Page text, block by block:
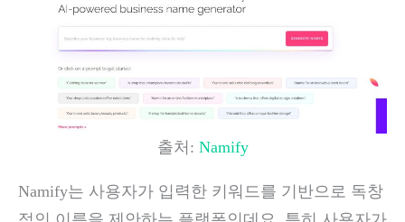
출처: Namify
Namify는 사용자가 입력한 키워드를 기반으로 독창